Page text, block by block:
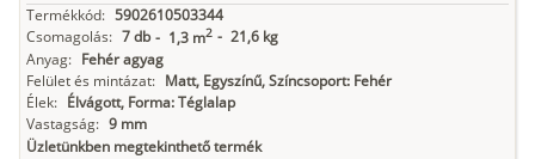
Termékkód: 5902610503344
Csomagolás: 7 db - 1,3 m2 - 21,6 kg
Anyag: Fehér agyag
Felület és mintázat: Matt, Egyszínű, Színcsoport: Fehér
Élek: Élvágott, Forma: Téglalap
Vastagság: 9 mm
Üzletünkben megtekinthető termék